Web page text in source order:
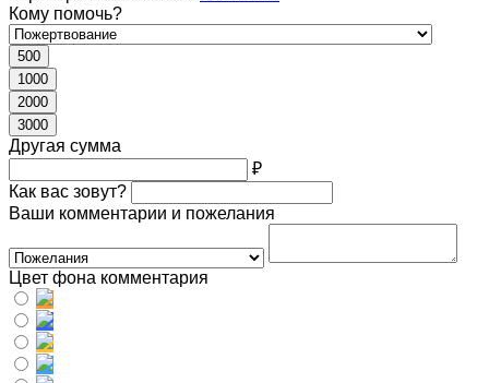
Кому помочь?
500
1000
2000
3000
Другая сумма
₽
Как вас зовут?
Ваши комментарии и пожелания
Цвет фона комментария